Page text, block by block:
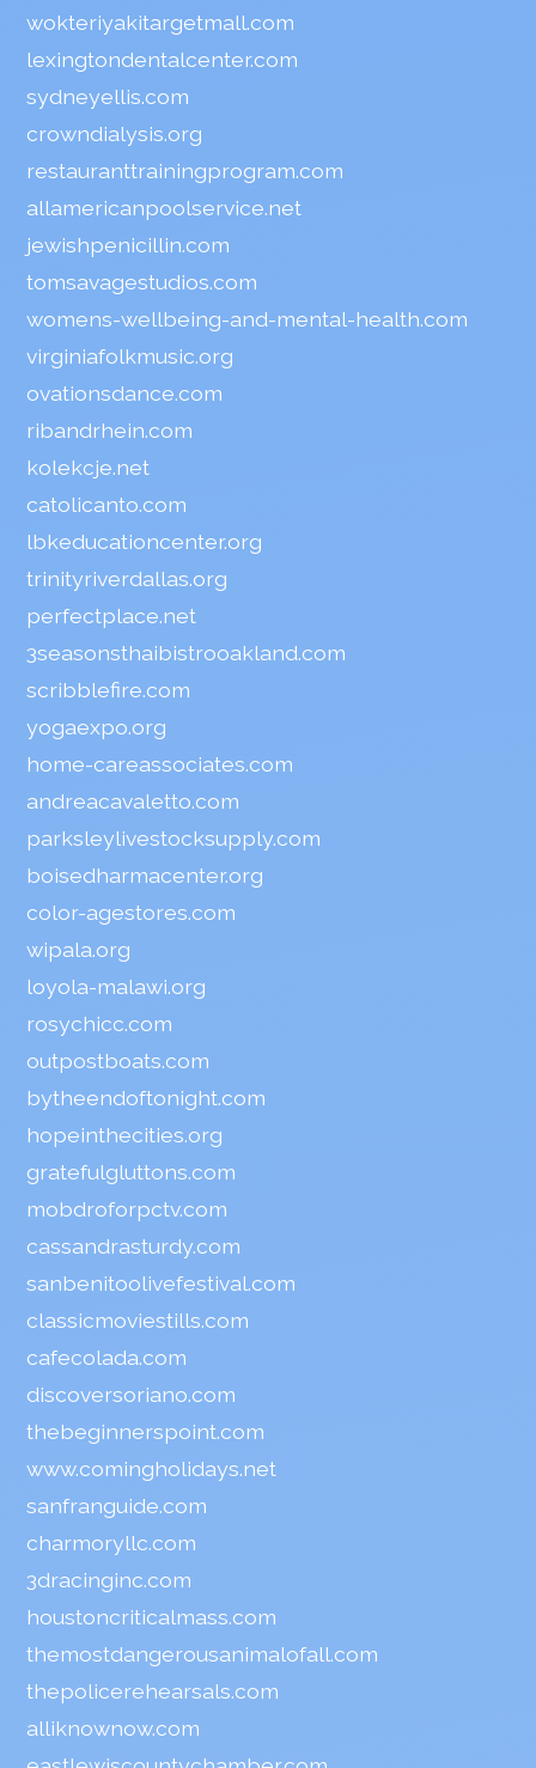
wokteriyakitargetmall.com
lexingtondentalcenter.com
sydneyellis.com
crowndialysis.org
restauranttrainingprogram.com
allamericanpoolservice.net
jewishpenicillin.com
tomsavagestudios.com
womens-wellbeing-and-mental-health.com
virginiafolkmusic.org
ovationsdance.com
ribandrhein.com
kolekcje.net
catolicanto.com
lbkeducationcenter.org
trinityriverdallas.org
perfectplace.net
3seasonsthaibistrooakland.com
scribblefire.com
yogaexpo.org
home-careassociates.com
andreacavaletto.com
parksleylivestocksupply.com
boisedharmacenter.org
color-agestores.com
wipala.org
loyola-malawi.org
rosychicc.com
outpostboats.com
bytheendoftonight.com
hopeinthecities.org
gratefulgluttons.com
mobdroforpctv.com
cassandrasturdy.com
sanbenitoolivefestival.com
classicmoviestills.com
cafecolada.com
discoversoriano.com
thebeginnerspoint.com
www.comingholidays.net
sanfranguide.com
charmoryllc.com
3dracinginc.com
houstoncriticalmass.com
themostdangerousanimalofall.com
thepolicerehearsals.com
alliknownow.com